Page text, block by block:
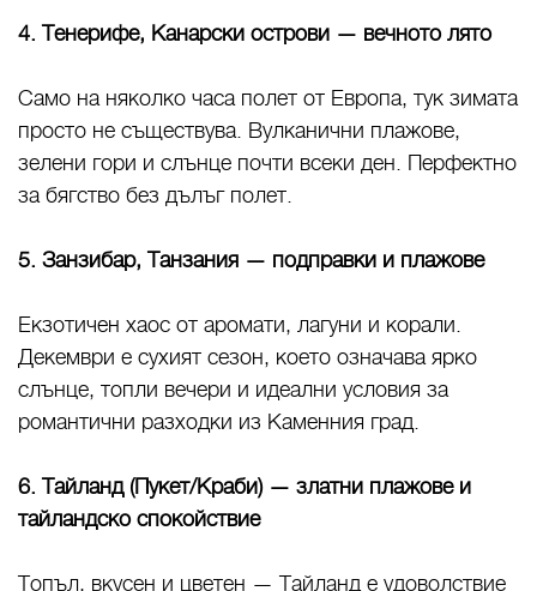
4. Тенерифе, Канарски острови — вечното лято
Само на няколко часа полет от Европа, тук зимата
просто не съществува. Вулканични плажове,
зелени гори и слънце почти всеки ден. Перфектно
за бягство без дълъг полет.
5. Занзибар, Танзания — подправки и плажове
Екзотичен хаос от аромати, лагуни и корали.
Декември е сухият сезон, което означава ярко
слънце, топли вечери и идеални условия за
романтични разходки из Каменния град.
6. Тайланд (Пукет/Краби) — златни плажове и
тайландско спокойствие
Топъл, вкусен и цветен — Тайланд е удоволствие